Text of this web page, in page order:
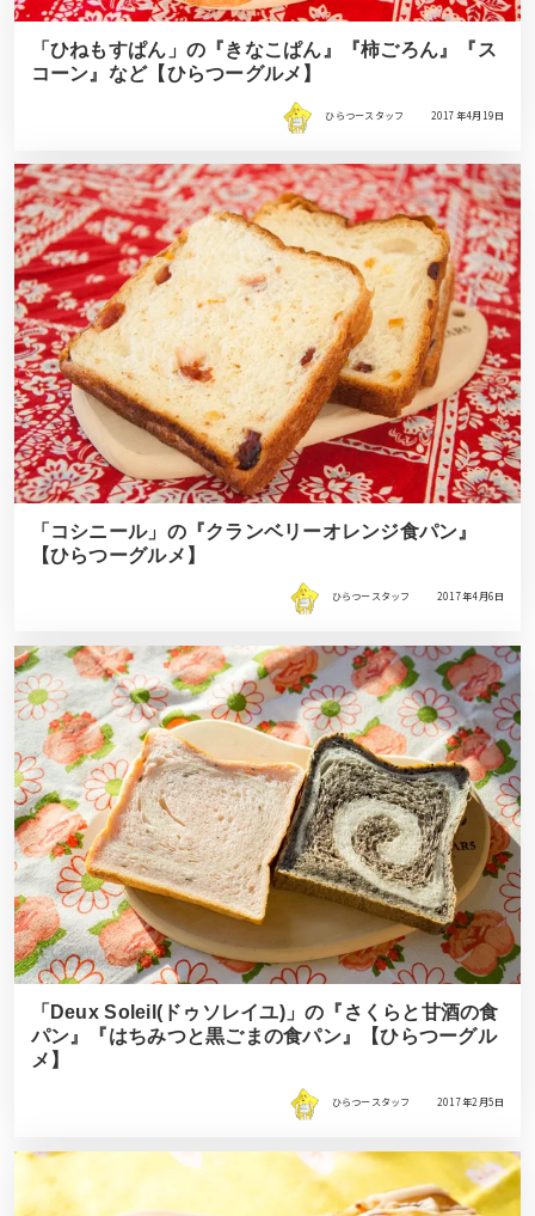
「ひねもすぱん」の『きなこぱん』『柿ごろん』『ス
コーン』など【ひらつーグルメ】
ひらつースタッフ 2017年4月19日
「コシニール」の『クランベリーオレンジ食パン』
【ひらつーグルメ】
ひらつースタッフ 2017年4月6日
「Deux Soleil(ドゥソレイユ)」の『さくらと甘酒の食
パン』『はちみつと黒ごまの食パン』【ひらつーグル
メ】
ひらつースタッフ 2017年2月5日